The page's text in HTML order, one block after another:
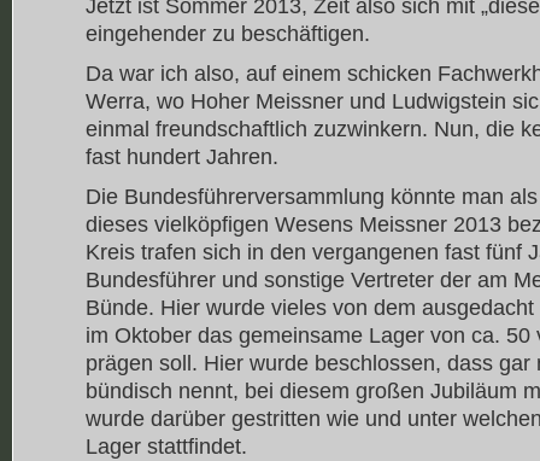
Jetzt ist Sommer 2013, Zeit also sich mit
eingehender zu beschäftigen.
Da war ich also, auf einem schicken
Werra, wo Hoher Meissner und Ludwigstein
einmal freundschaftlich zuzwinkern. Nun, die
fast hundert Jahren.
Die Bundesführerversammlung könnte man
dieses vielköpfigen Wesens Meissner 2013
Kreis trafen sich in den vergangenen fast fünf
Bundesführer und sonstige Vertreter der am
Bünde. Hier wurde vieles von dem
im Oktober das gemeinsame Lager von ca.
prägen soll. Hier wurde beschlossen, dass gar
bündisch nennt, bei diesem großen Jubiläum
wurde darüber gestritten wie und unter
Lager stattfindet.